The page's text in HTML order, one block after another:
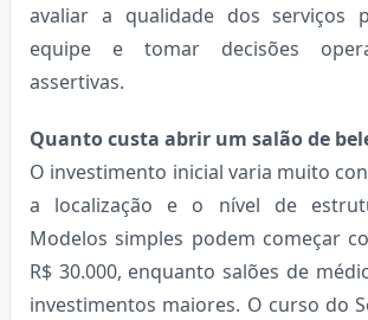
avaliar a qualidade dos serviços
equipe e tomar decisões
assertivas.
Quanto custa abrir um salão de
O investimento inicial varia muito
a localização e o nível de
Modelos simples podem começar
R$ 30.000, enquanto salões de
investimentos maiores. O curso do